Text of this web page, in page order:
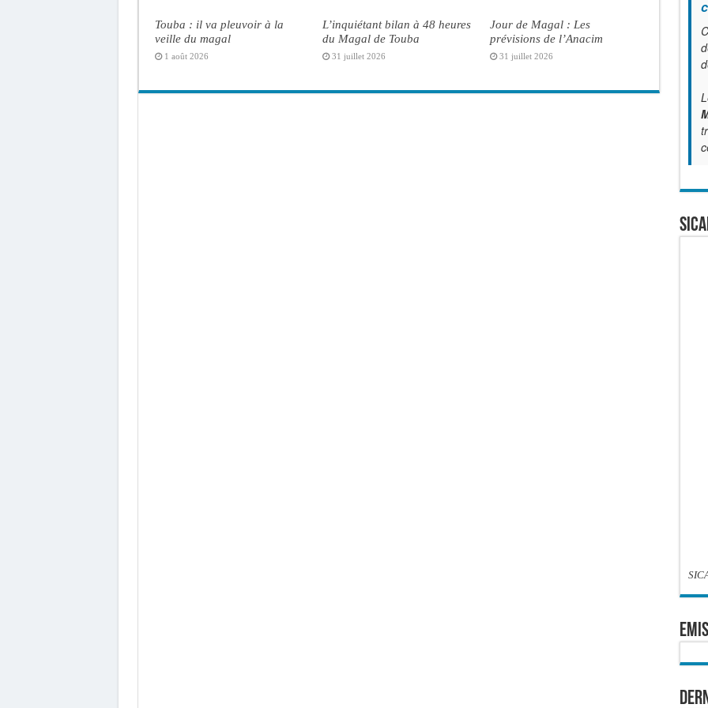
Touba : il va pleuvoir à la
veille du magal
1 août 2026
L’inquiétant bilan à 48 heures
du Magal de Touba
31 juillet 2026
Jour de Magal : Les
prévisions de l’Anacim
31 juillet 2026